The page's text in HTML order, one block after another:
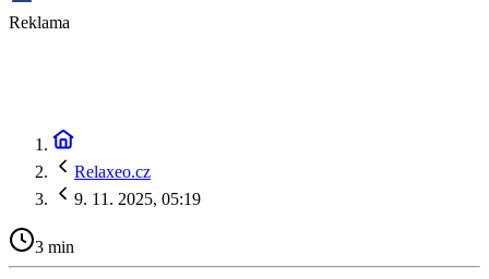
Reklama
Relaxeo.cz
9. 11. 2025, 05:19
3 min